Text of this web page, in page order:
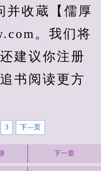
并收蔵【儒厚
。我们将
建议你注册
书阅读更方
3 下—页
下一章